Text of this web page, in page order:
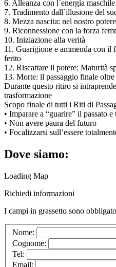
6. Alleanza con l`energia maschile
7. Tradimento dall`illusione del
8. Mezza nascita: nel nostro potere
9. Riconnessione con la forza
10. Iniziazione alla verità
11. Guarigione e ammenda con il
ferito
12. Riscattare il potere: Maturità
13. Morte: il passaggio finale oltre
Durante questo ritiro si
trasformazione
Scopo finale di tutti i Riti di
• Imparare a “guarire” il passato
• Non avere paura del futuro
• Focalizzarsi sull’essere
Dove siamo:
Loading Map
Richiedi informazioni
I campi in grassetto sono
Nome:
Cognome:
Tel:
Email: